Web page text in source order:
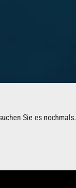
Sie es nochmals.